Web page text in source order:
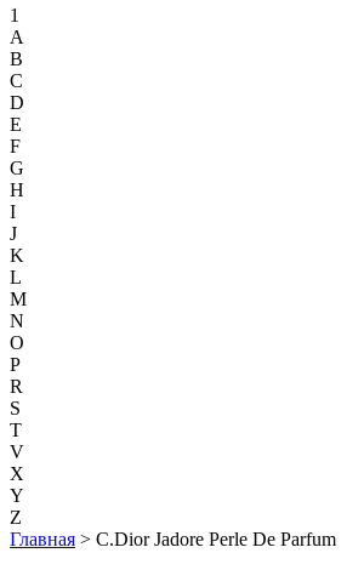
1
A
B
C
D
E
F
G
H
I
J
K
L
M
N
O
P
R
S
T
V
X
Y
Z
Главная > C.Dior Jadore Perle De Parfum